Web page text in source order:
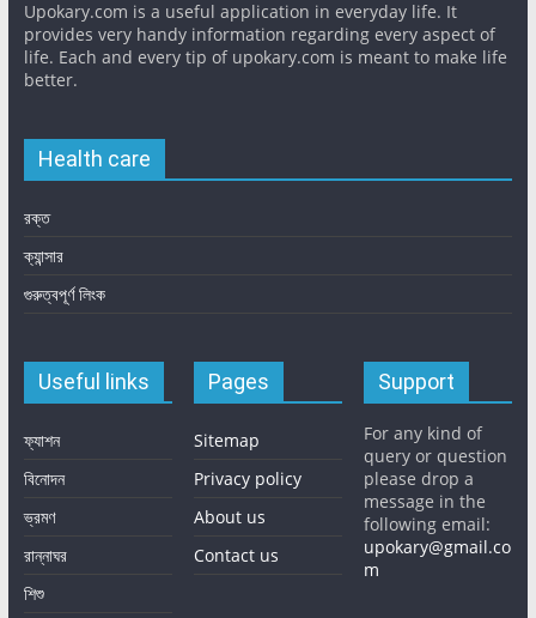
Upokary.com is a useful application in everyday life. It
provides very handy information regarding every aspect of
life. Each and every tip of upokary.com is meant to make life
better.
Health care
রক্ত
ক্যান্সার
গুরুত্বপূর্ণ লিংক
Useful links
ফ্যাশন
বিনোদন
ভ্রমণ
রান্নাঘর
শিশু
Pages
Sitemap
Privacy policy
About us
Contact us
Support
For any kind of
query or question
please drop a
message in the
following email:
upokary@gmail.co
m